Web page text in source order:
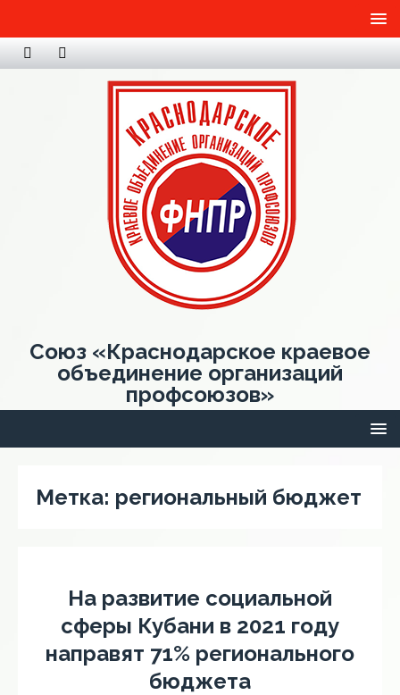
Союз «Краснодарское краевое
объединение организаций
профсоюзов»
Метка: региональный бюджет
На развитие социальной
сферы Кубани в 2021 году
направят 71% регионального
бюджета